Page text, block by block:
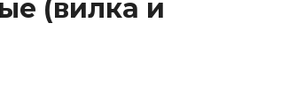
(вилка и